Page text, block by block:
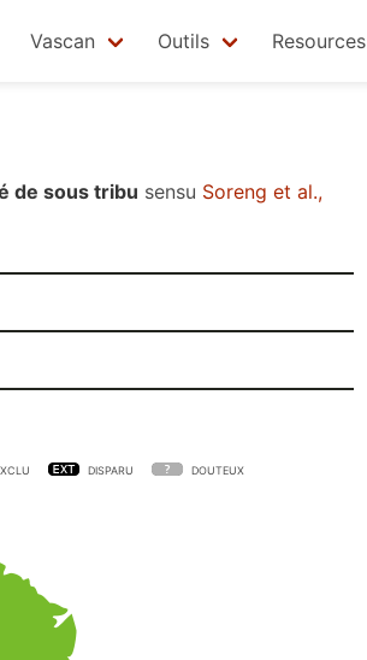
Vascan Outils Resources
de sous tribu sensu Soreng et al.,
DISPARU DOUTEUX